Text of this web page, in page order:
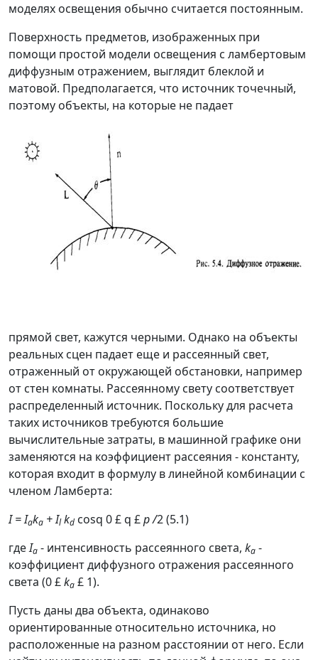
моделях освещения обычно считается постоянным.
Поверхность предметов, изображенных при
помощи простой модели освещения с ламбертовым
диффузным отражением, выглядит блеклой и
матовой. Предполагается, что источник точечный,
поэтому объекты, на которые не падает
прямой свет, кажутся черными. Однако на объекты
реальных сцен падает еще и рассеянный свет,
отраженный от окружающей обстановки, например
от стен комнаты. Рассеянному свету соответствует
распределенный источник. Поскольку для расчета
таких источников требуются большие
вычислительные затраты, в машинной графике они
заменяются на коэффициент рассеяния - константу,
которая входит в формулу в линейной комбинации с
членом Ламберта:
I = Iaka +Il kd cosq 0£q £p/2 (5.1)
гдеIa - интенсивность рассеянного света, ka -
коэффициент диффузного отражения рассеянного
света (0£ka £ 1).
Пусть даны два объекта, одинаково
ориентированные относительно источника, но
расположенные на разном расстоянии от него. Если